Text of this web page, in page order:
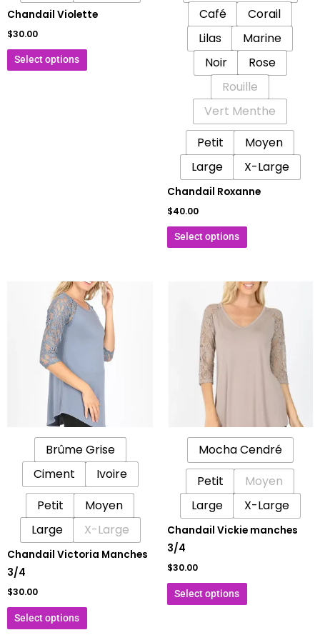
Chandail Violette
$30.00
Select options
page
produit
Café
Corail
Lilas
Marine
Noir
Rose
Rouille
Vert Menthe
Petit
Moyen
Large
X-Large
Chandail Roxanne
$40.00
Select options
page
du
produit
Brûme Grise
Ciment
Ivoire
Petit
Moyen
Large
X-Large
Chandail Victoria Manches
3/4
$30.00
Select options
Ce
produit
plusieurs
variations.
Les
options
peuvent
choisies
sur
la
page
du
produit
Mocha Cendré
Petit
Moyen
Large
X-Large
Chandail Vickie manches
3/4
$30.00
Select options
Ce
produit
a
plusieurs
variations.
peuvent
choisies
sur
la
page
du